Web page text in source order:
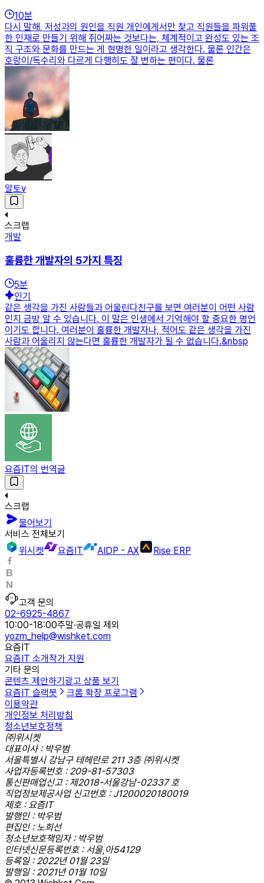
10분
다시 말해, 저성과의 원인을 직원 개인에게서만 찾고 직원들을 파워풀
한 인재로 만들기 위해 쥐어짜는 것보다는, 체계적이고 완성도 있는 조
직 구조와 문화를 만드는 게 현명한 일이라고 생각한다. 물론 인간은
호랑이/독수리와 다르게 다행히도 잘 변하는 편이다. 물론
알토v
스크랩
개발
훌륭한 개발자의 5가지 특징
5분
인기
같은 생각을 가진 사람들과 어울린다친구를 보면 여러분이 어떤 사람
인지 금방 알 수 있습니다. 이 말은 인생에서 기억해야 할 중요한 명언
이기도 합니다. 여러분이 훌륭한 개발자나, 적어도 같은 생각을 가진
사람과 어울리지 않는다면 훌륭한 개발자가 될 수 없습니다.&nbsp
요즘IT의 번역글
스크랩
물어보기
서비스 전체보기
위시켓
요즘IT AIDP - AX Rise ERP
고객 문의
02-6925-4867
10:00-18:00주말·공휴일 제외
yozm_help@wishket.com
요즘IT
요즘IT 소개작가 지원
기타 문의
콘텐츠 제안하기광고 상품 보기
요즘IT 슬랙봇
크롬 확장 프로그램
이용약관
개인정보 처리방침
청소년보호정책
㈜위시켓
대표이사 : 박우범
서울특별시 강남구 테헤란로 211 3층 ㈜위시켓
사업자등록번호 : 209-81-57303
통신판매업신고 : 제2018-서울강남-02337 호
직업정보제공사업 신고번호 : J1200020180019
제호 : 요즘IT
발행인 : 박우범
편집인 : 노희선
청소년보호책임자 : 박우범
인터넷신문등록번호 : 서울,아54129
등록일 : 2022년 01월 23일
발행일 : 2021년 01월 10일